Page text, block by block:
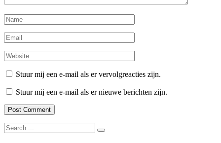
Stuur mij een e-mail als er vervolgreacties zijn.
Stuur mij een e-mail als er nieuwe berichten zijn.
Search
for: